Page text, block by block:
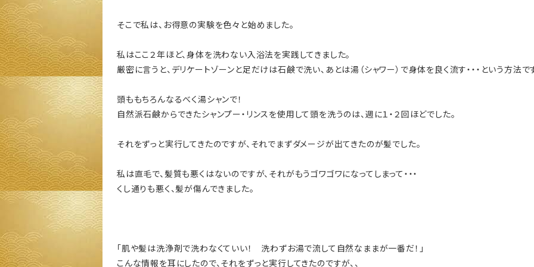
そこで私は、お得意の実験を色々と始めました。
私はここ２年ほど、身体を洗わない入浴法を実践してきました。
厳密に言うと、デリケートゾーンと足だけは石鹸で洗い、あとは湯（シャワー）で身体を良く流す・・・という方法で
頭ももちろんなるべく湯シャンで！
自然派石鹸からできたシャンプー・リンスを使用して頭を洗うのは、週に１・２回ほどでした。
それをずっと実行してきたのですが、それでまずダメージが出てきたのが髪でした。
私は直毛で、髪質も悪くはないのですが、それがもうゴワゴワになってしまって・・・
くし通りも悪く、髪が傷んできました。
「肌や髪は洗浄剤で洗わなくていい！ 洗わずお湯で流して自然なままが一番だ！」
こんな情報を耳にしたので、それをずっと実行してきたのですが、、